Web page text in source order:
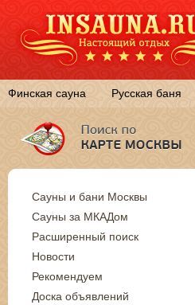
Финская сауна Русская баня
Сауны и бани Москвы
Сауны за МКАДом
Расширенный поиск
Новости
Рекомендуем
Доска объявлений